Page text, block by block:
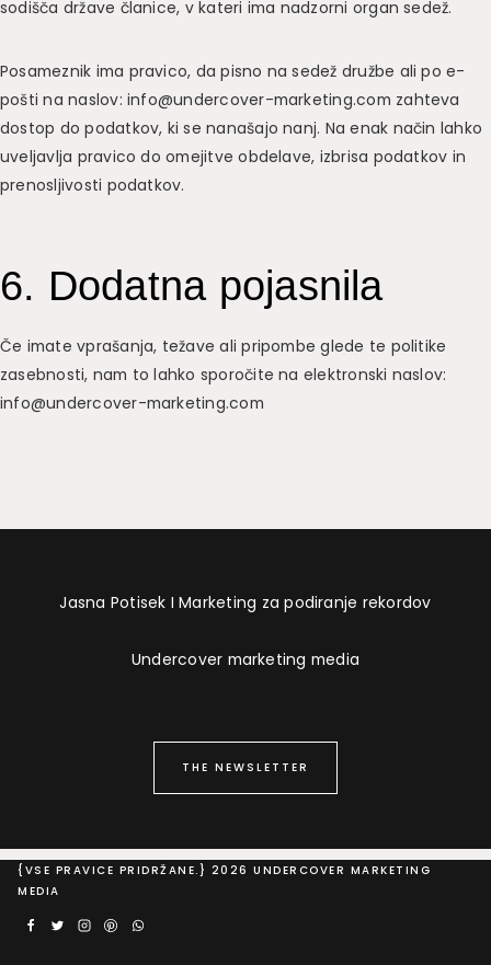
sodišča države članice, v kateri ima nadzorni organ sedež.
Posameznik ima pravico, da pisno na sedež družbe ali po e-
pošti na naslov: info@undercover-marketing.com zahteva
dostop do podatkov, ki se nanašajo nanj. Na enak način lahko
uveljavlja pravico do omejitve obdelave, izbrisa podatkov in
prenosljivosti podatkov.
6. Dodatna pojasnila
Če imate vprašanja, težave ali pripombe glede te politike
zasebnosti, nam to lahko sporočite na elektronski naslov:
info@undercover-marketing.com
Jasna Potisek I Marketing za podiranje rekordov
Undercover marketing media
THE NEWSLETTER
{VSE PRAVICE PRIDRŽANE.} 2026 UNDERCOVER MARKETING
MEDIA